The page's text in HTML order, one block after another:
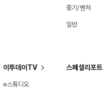
중기/벤처
일반
이투데이TV
e스튜디오
스페셜리포트